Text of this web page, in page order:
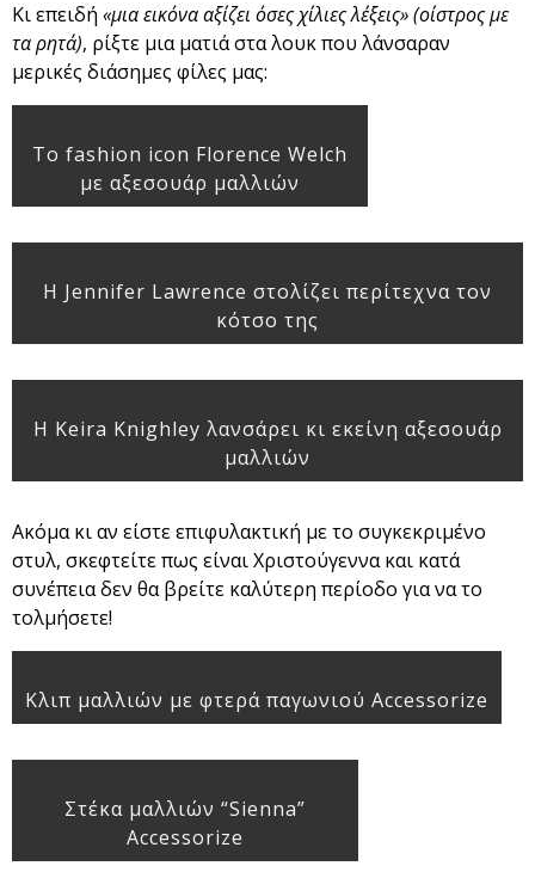
Κι επειδή «μια εικόνα αξίζει όσες χίλιες λέξεις» (οίστρος με
τα ρητά), ρίξτε μια ματιά στα λουκ που λάνσαραν
μερικές διάσημες φίλες μας:
Το fashion icon Florence Welch
με αξεσουάρ μαλλιών
Η Jennifer Lawrence στολίζει περίτεχνα τον
κότσο της
Η Keira Knighley λανσάρει κι εκείνη αξεσουάρ
μαλλιών
Ακόμα κι αν είστε επιφυλακτική με το συγκεκριμένο
στυλ, σκεφτείτε πως είναι Χριστούγεννα και κατά
συνέπεια δεν θα βρείτε καλύτερη περίοδο για να το
τολμήσετε!
Kλιπ μαλλιών με φτερά παγωνιού Accessorize
Στέκα μαλλιών “Sienna”
Accessorize